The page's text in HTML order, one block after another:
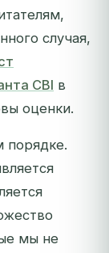
случая,
CBI в
оценки.
порядке.
мы не